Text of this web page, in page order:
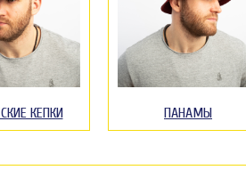
КЕПКИ ПАНАМЫ